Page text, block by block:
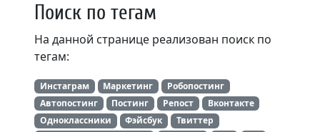
Поиск по тегам
На данной странице реализован поиск по
тегам:
Инстаграм Маркетинг
Робопостинг
Автопостинг
Постинг Репост
Вконтакте
Одноклассники
Фэйсбук
Твиттер